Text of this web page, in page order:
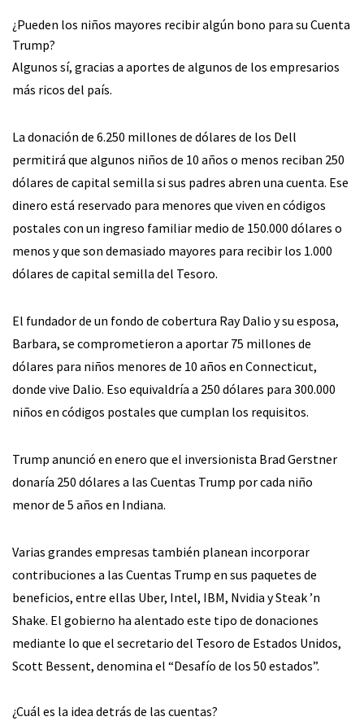
¿Pueden los niños mayores recibir algún bono para su Cuenta
Trump?
Algunos sí, gracias a aportes de algunos de los empresarios
más ricos del país.
La donación de 6.250 millones de dólares de los Dell
permitirá que algunos niños de 10 años o menos reciban 250
dólares de capital semilla si sus padres abren una cuenta. Ese
dinero está reservado para menores que viven en códigos
postales con un ingreso familiar medio de 150.000 dólares o
menos y que son demasiado mayores para recibir los 1.000
dólares de capital semilla del Tesoro.
El fundador de un fondo de cobertura Ray Dalio y su esposa,
Barbara, se comprometieron a aportar 75 millones de
dólares para niños menores de 10 años en Connecticut,
donde vive Dalio. Eso equivaldría a 250 dólares para 300.000
niños en códigos postales que cumplan los requisitos.
Trump anunció en enero que el inversionista Brad Gerstner
donaría 250 dólares a las Cuentas Trump por cada niño
menor de 5 años en Indiana.
Varias grandes empresas también planean incorporar
contribuciones a las Cuentas Trump en sus paquetes de
beneficios, entre ellas Uber, Intel, IBM, Nvidia y Steak ’n
Shake. El gobierno ha alentado este tipo de donaciones
mediante lo que el secretario del Tesoro de Estados Unidos,
Scott Bessent, denomina el “Desafío de los 50 estados”.
¿Cuál es la idea detrás de las cuentas?